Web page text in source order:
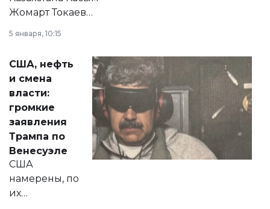
Жомарт Токаев
сразу несколько
актуальных тем —
от слухов о
политических
реформах до
вопросов армии,
экономики и
личного здоровья.
5 января, 10:15
США, нефть
и смена
власти:
громкие
заявления
Трампа по
Венесуэле
США
намерены, по
их